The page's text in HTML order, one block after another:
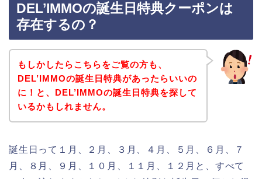
DEL’IMMOの誕生日特典クーポンは
存在するの？
もしかしたらこちらをご覧の方も、
DEL’IMMOの誕生日特典があったらいいの
に！と、DEL’IMMOの誕生日特典を探して
いるかもしれません。
誕生日って１月、２月、３月、４月、５月、６月、７
月、８月、９月、１０月、１１月、１２月と、すべて